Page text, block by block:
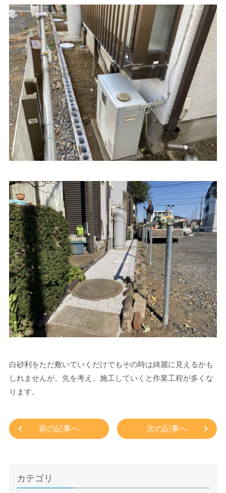
白砂利をただ敷いていくだけでもその時は綺麗に見えるかも
しれませんが、先を考え、施工していくと作業工程が多くな
ります。
前の記事へ 次の記事へ
カテゴリ